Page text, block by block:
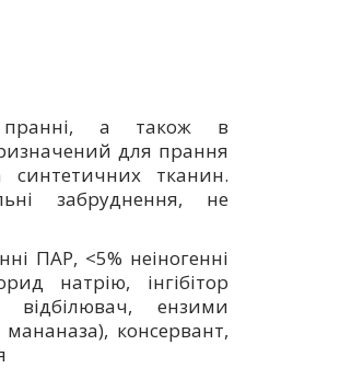
пранні, а також в
для прання
тканин.
забруднення, не
ПАР, <5% неіногенні
натрію, інгібітор
відбілювач, ензими
мананаза), консервант,